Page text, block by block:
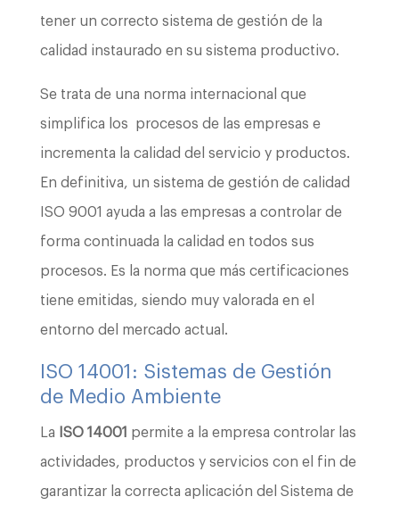
tener un correcto sistema de gestión de la
calidad instaurado en su sistema productivo.
Se trata de una norma internacional que
simplifica los procesos de las empresas e
incrementa la calidad del servicio y productos.
En definitiva, un sistema de gestión de calidad
ISO 9001 ayuda a las empresas a controlar de
forma continuada la calidad en todos sus
procesos. Es la norma que más certificaciones
tiene emitidas, siendo muy valorada en el
entorno del mercado actual.
ISO 14001: Sistemas de Gestión
de Medio Ambiente
La ISO 14001 permite a la empresa controlar las
actividades, productos y servicios con el fin de
garantizar la correcta aplicación del Sistema de